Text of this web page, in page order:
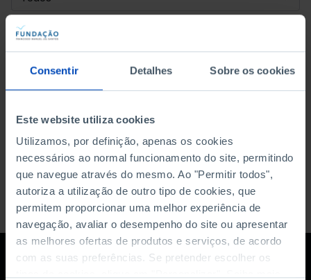
Consentir Detalhes Sobre os cookies
Este website utiliza cookies
Utilizamos, por definição, apenas os cookies
necessários ao normal funcionamento do site, permitindo
que navegue através do mesmo. Ao "Permitir todos",
autoriza a utilização de outro tipo de cookies, que
permitem proporcionar uma melhor experiência de
navegação, avaliar o desempenho do site ou apresentar
as melhores ofertas de produtos e serviços, de acordo
com as suas preferências. Se pretender escolher os
DATA DE INÍCIO
DATA DE FIM